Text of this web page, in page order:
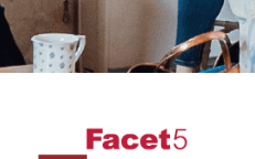
Innsikt
Arrangementer
Ta kontakt